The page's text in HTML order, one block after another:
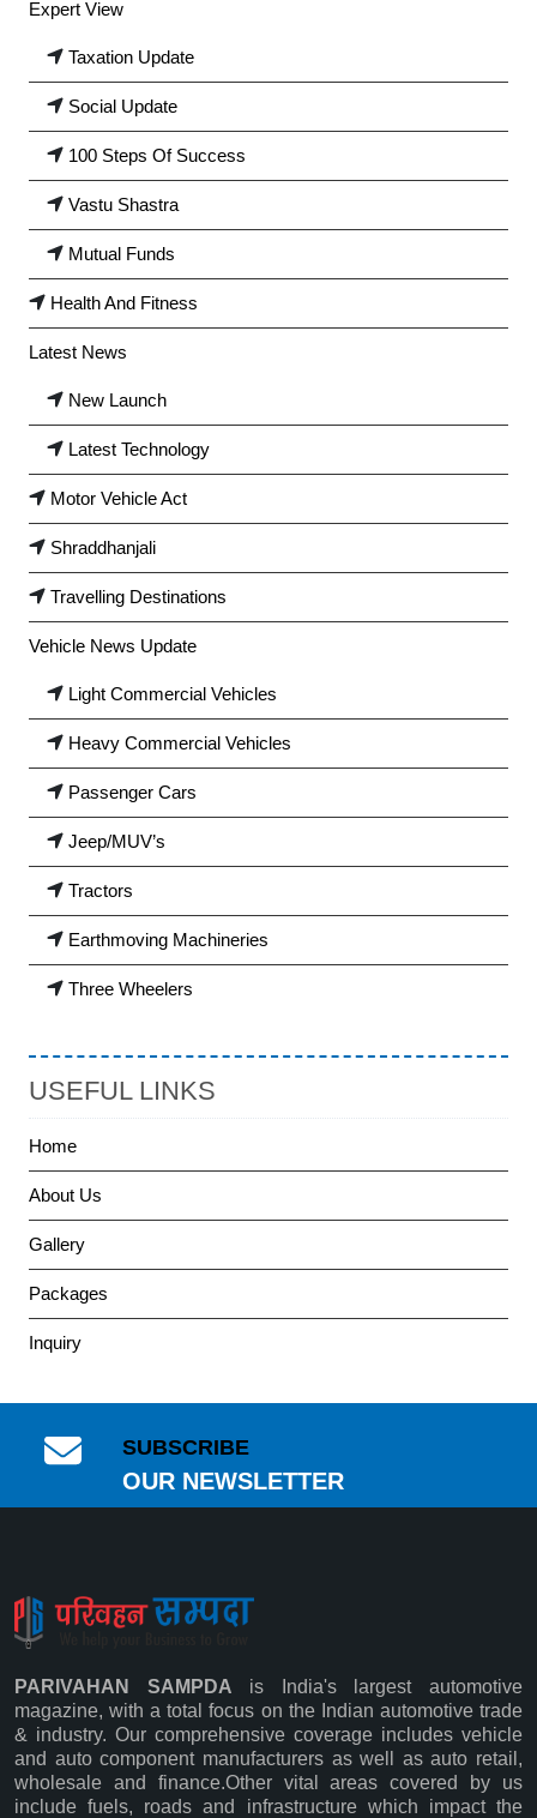
Expert View
Taxation Update
Social Update
100 Steps Of Success
Vastu Shastra
Mutual Funds
Health And Fitness
Latest News
New Launch
Latest Technology
Motor Vehicle Act
Shraddhanjali
Travelling Destinations
Vehicle News Update
Light Commercial Vehicles
Heavy Commercial Vehicles
Passenger Cars
Jeep/MUV’s
Tractors
Earthmoving Machineries
Three Wheelers
USEFUL LINKS
Home
About Us
Gallery
Packages
Inquiry
SUBSCRIBE
OUR NEWSLETTER
Subscribe
PARIVAHAN SAMPDA is India's largest automotive
magazine, with a total focus on the Indian automotive trade
& industry. Our comprehensive coverage includes vehicle
and auto component manufacturers as well as auto retail,
wholesale and finance.Other vital areas covered by us
include fuels, roads and infrastructure which impact the